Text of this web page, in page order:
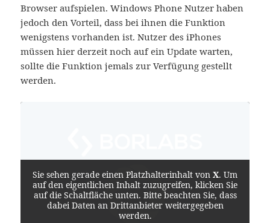
Browser aufspielen. Windows Phone Nutzer haben
jedoch den Vorteil, dass bei ihnen die Funktion
wenigstens vorhanden ist. Nutzer des iPhones
müssen hier derzeit noch auf ein Update warten,
sollte die Funktion jemals zur Verfügung gestellt
werden.
Sie sehen gerade einen Platzhalterinhalt von X. Um
auf den eigentlichen Inhalt zuzugreifen, klicken Sie
auf die Schaltfläche unten. Bitte beachten Sie, dass
dabei Daten an Drittanbieter weitergegeben
werden.